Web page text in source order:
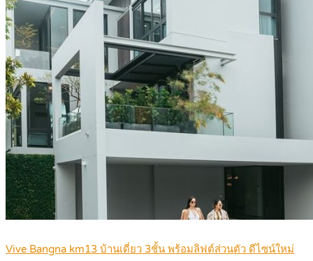
Vive Bangna km13 บ้านเดี่ยว 3ชั้น พร้อมลิฟต์ส่วนตัว ดีไซน์ใหม่